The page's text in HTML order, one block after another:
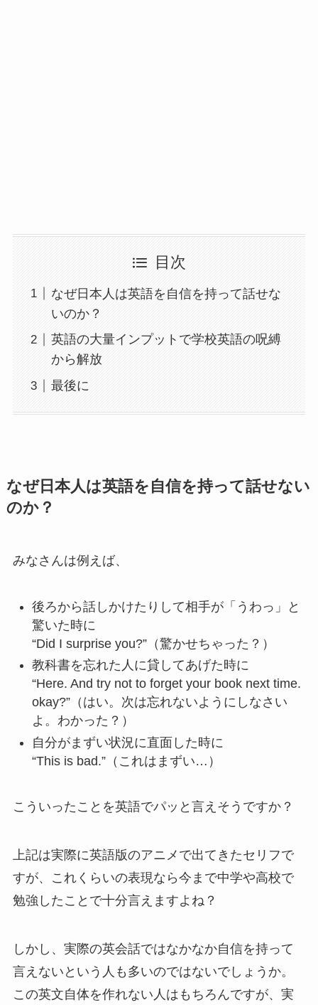
目次
なぜ日本人は英語を自信を持って話せな
いのか？
英語の大量インプットで学校英語の呪縛
から解放
最後に
なぜ日本人は英語を自信を持って話せない
のか？
みなさんは例えば、
後ろから話しかけたりして相手が「うわっ」と
驚いた時に
“Did I surprise you?”（驚かせちゃった？）
教科書を忘れた人に貸してあげた時に
“Here. And try not to forget your book next time.
okay?”（はい。次は忘れないようにしなさい
よ。わかった？）
自分がまずい状況に直面した時に
“This is bad.”（これはまずい…）
こういったことを英語でパッと言えそうですか？
上記は実際に英語版のアニメで出てきたセリフで
すが、これくらいの表現なら今まで中学や高校で
勉強したことで十分言えますよね？
しかし、実際の英会話ではなかなか自信を持って
言えないという人も多いのではないでしょうか。
この英文自体を作れない人はもちろんですが、実